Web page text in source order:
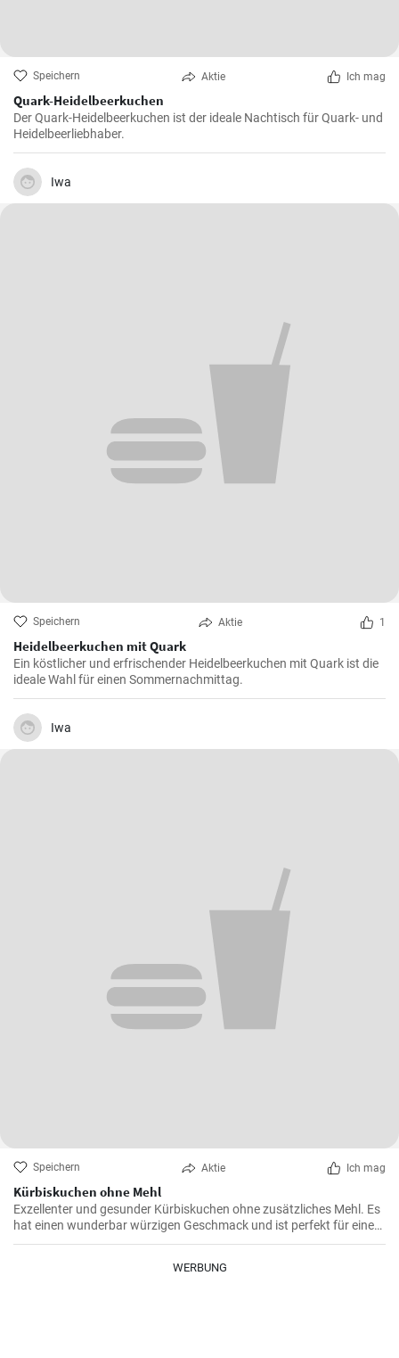
Speichern Aktie Ich mag
Quark-Heidelbeerkuchen
Der Quark-Heidelbeerkuchen ist der ideale Nachtisch für Quark- und
Heidelbeerliebhaber.
Iwa
Speichern Aktie 1
Heidelbeerkuchen mit Quark
Ein köstlicher und erfrischender Heidelbeerkuchen mit Quark ist die
ideale Wahl für einen Sommernachmittag.
Iwa
Speichern Aktie Ich mag
Kürbiskuchen ohne Mehl
Exzellenter und gesunder Kürbiskuchen ohne zusätzliches Mehl. Es
hat einen wunderbar würzigen Geschmack und ist perfekt für einen
Herbstnachmittag.
WERBUNG